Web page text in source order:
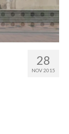
28
NOV 2015